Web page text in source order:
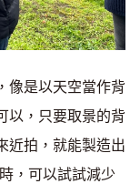
像是以天空當作背
以，只要取景的背
近拍，就能製造出
，可以試試減少